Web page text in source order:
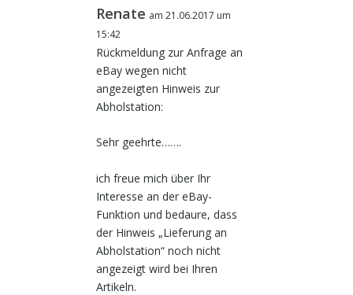
Renate am 21.06.2017 um
15:42
Rückmeldung zur Anfrage an
eBay wegen nicht
angezeigten Hinweis zur
Abholstation:
Sehr geehrte…….
ich freue mich über Ihr
Interesse an der eBay-
Funktion und bedaure, dass
der Hinweis „Lieferung an
Abholstation“ noch nicht
angezeigt wird bei Ihren
Artikeln.